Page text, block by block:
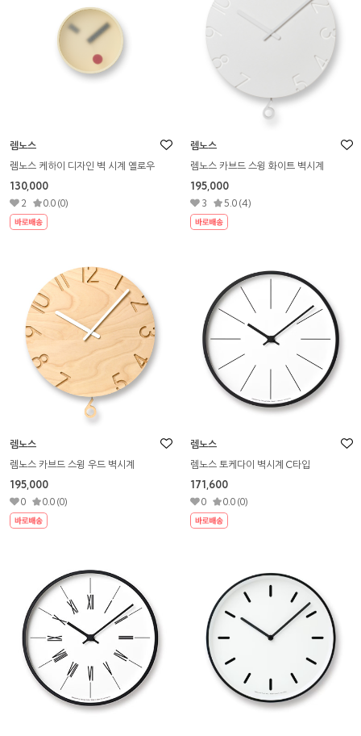
렘노스
렘노스 케하이 디자인 벽 시계 옐로우
130,000
2 0.0 (0)
렘노스
렘노스 카브드 스윙 화이트 벽시계
195,000
3 5.0 (4)
렘노스
렘노스 카브드 스윙 우드 벽시계
195,000
0 0.0 (0)
렘노스
렘노스 토케다이 벽시계 C타입
171,600
0 0.0 (0)